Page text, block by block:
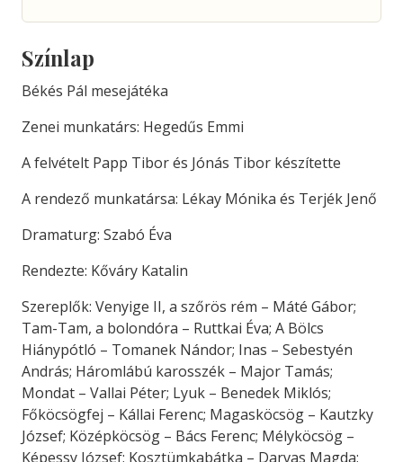
Színlap
Békés Pál mesejátéka
Zenei munkatárs: Hegedűs Emmi
A felvételt Papp Tibor és Jónás Tibor készítette
A rendező munkatársa: Lékay Mónika és Terjék Jenő
Dramaturg: Szabó Éva
Rendezte: Kőváry Katalin
Szereplők: Venyige II, a szőrös rém – Máté Gábor;
Tam-Tam, a bolondóra – Ruttkai Éva; A Bölcs
Hiánypótló – Tomanek Nándor; Inas – Sebestyén
András; Háromlábú karosszék – Major Tamás;
Mondat – Vallai Péter; Lyuk – Benedek Miklós;
Főköcsögfej – Kállai Ferenc; Magasköcsög – Kautzky
József; Középköcsög – Bács Ferenc; Mélyköcsög –
Képessy József; Kosztümkabátka – Darvas Magda;